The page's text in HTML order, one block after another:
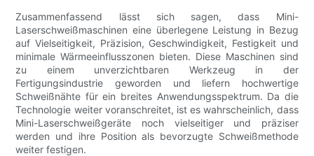
Zusammenfassend lässt sich sagen, dass Mini-
Laserschweißmaschinen eine überlegene Leistung in Bezug
auf Vielseitigkeit, Präzision, Geschwindigkeit, Festigkeit und
minimale Wärmeeinflusszonen bieten. Diese Maschinen sind
zu einem unverzichtbaren Werkzeug in der
Fertigungsindustrie geworden und liefern hochwertige
Schweißnähte für ein breites Anwendungsspektrum. Da die
Technologie weiter voranschreitet, ist es wahrscheinlich, dass
Mini-Laserschweißgeräte noch vielseitiger und präziser
werden und ihre Position als bevorzugte Schweißmethode
weiter festigen.